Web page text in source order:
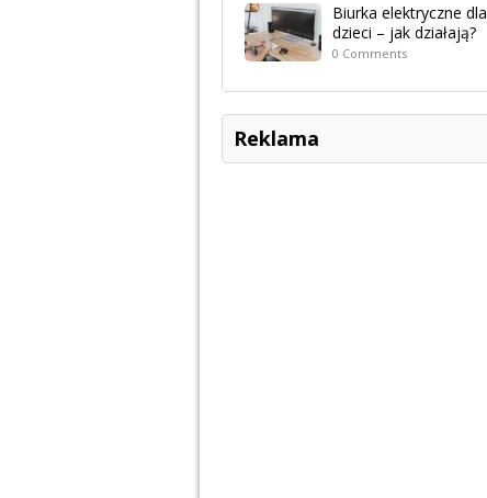
Biurka elektryczne dla
dzieci – jak działają?
0 Comments
Reklama